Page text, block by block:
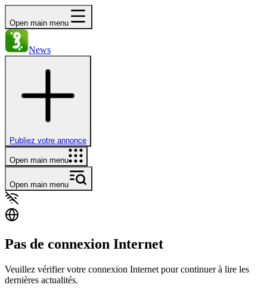
Open main menu
News
Publiez votre annonce
Open main menu
Open main menu
Pas de connexion Internet
Veuillez vérifier votre connexion Internet pour continuer à lire les
dernières actualités.